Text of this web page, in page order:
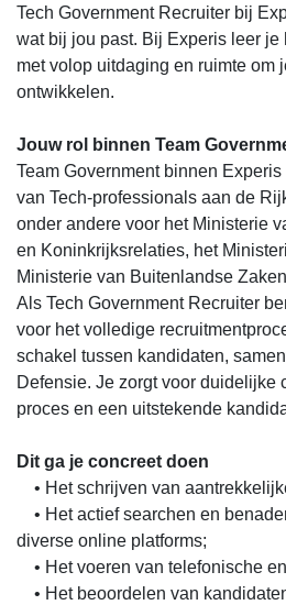
Tech Government Recruiter bij
wat bij jou past. Bij Experis leer je
met volop uitdaging en ruimte om
ontwikkelen.
Jouw rol binnen Team
Team Government binnen
van Tech-professionals aan de
onder andere voor het Ministerie
en Koninkrijksrelaties, het
Ministerie van Buitenlandse
Als Tech Government Recruiter
voor het volledige
schakel tussen kandidaten,
Defensie. Je zorgt voor duidelijke
proces en een uitstekende
Dit ga je concreet doen
• Het schrijven van
• Het actief searchen en
diverse online platforms;
• Het voeren van telefonische
• Het beoordelen van